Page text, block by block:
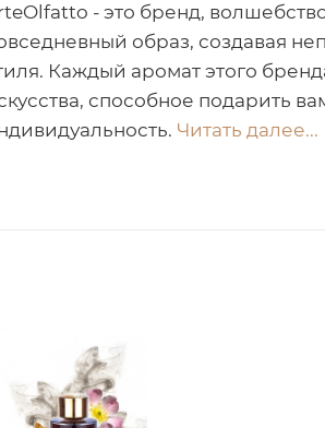
- это бренд,
образ, создавая
Каждый аромат этого
способное подарить
Читать далее...